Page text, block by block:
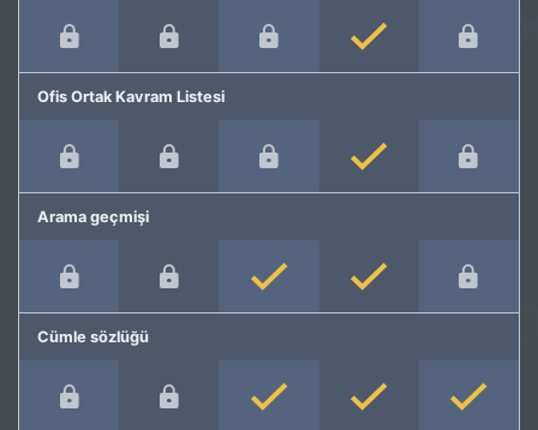
Ofis Ortak Kavram Listesi
Arama geçmişi
Cümle sözlüğü